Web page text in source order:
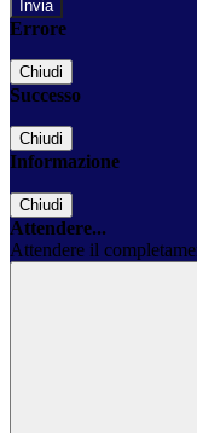
Errore
Chiudi
Successo
Chiudi
Informazione
Chiudi
Attendere...
Attendere il